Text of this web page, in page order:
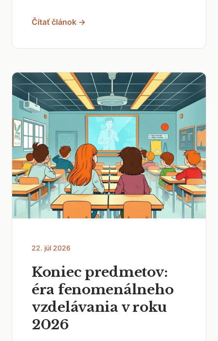
Čítať článok →
22. júl 2026
Koniec predmetov:
éra fenomenálneho
vzdelávania v roku
2026